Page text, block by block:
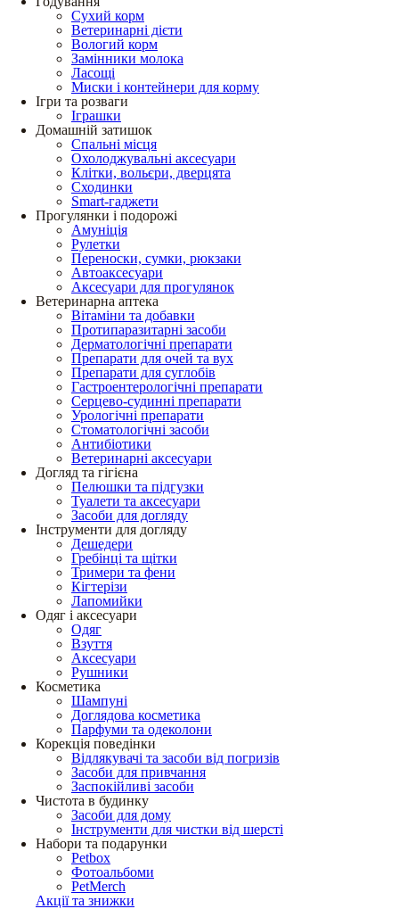
Сухий корм
Ветеринарні дієти
Вологий корм
Замінники молока
Ласощі
Миски і контейнери для корму
Ігри та розваги
Іграшки
Домашній затишок
Спальні місця
Охолоджувальні аксесуари
Клітки, вольєри, дверцята
Сходинки
Smart-гаджети
Прогулянки і подорожі
Амуніція
Рулетки
Переноски, сумки, рюкзаки
Автоаксесуари
Аксесуари для прогулянок
Ветеринарна аптека
Вітаміни та добавки
Протипаразитарні засоби
Дерматологічні препарати
Препарати для очей та вух
Препарати для суглобів
Гастроентерологічні препарати
Серцево-судинні препарати
Урологічні препарати
Стоматологічні засоби
Антибіотики
Ветеринарні аксесуари
Догляд та гігієна
Пелюшки та підгузки
Туалети та аксесуари
Засоби для догляду
Інструменти для догляду
Дешедери
Гребінці та щітки
Тримери та фени
Кігтерізи
Лапомийки
Одяг і аксесуари
Одяг
Взуття
Аксесуари
Рушники
Косметика
Шампуні
Доглядова косметика
Парфуми та одеколони
Корекція поведінки
Відлякувачі та засоби від погризів
Засоби для привчання
Заспокійливі засоби
Чистота в будинку
Засоби для дому
Інструменти для чистки від шерсті
Набори та подарунки
Petbox
Фотоальбоми
PetMerch
Акції та знижки